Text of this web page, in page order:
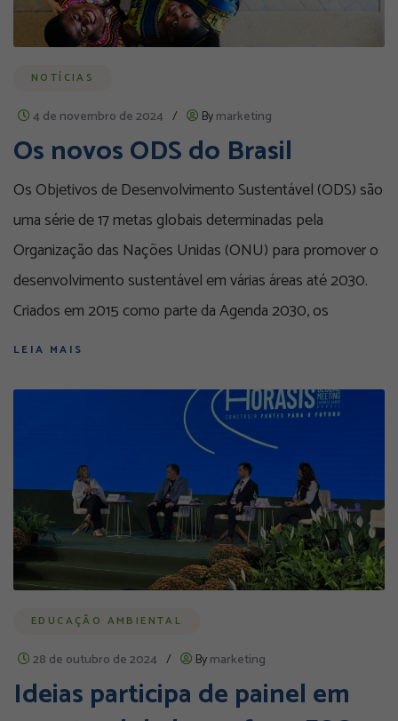
NOTÍCIAS
4 de novembro de 2024 / Bymarketing
Os novos ODS do Brasil
Os Objetivos de Desenvolvimento Sustentável (ODS) são
uma série de 17 metas globais determinadas pela
Organização das Nações Unidas (ONU) para promover o
desenvolvimento sustentável em várias áreas até 2030.
Criados em 2015 como parte da Agenda 2030, os
LEIA MAIS
EDUCAÇÃO AMBIENTAL
28 de outubro de 2024 / Bymarketing
Ideias participa de painel em